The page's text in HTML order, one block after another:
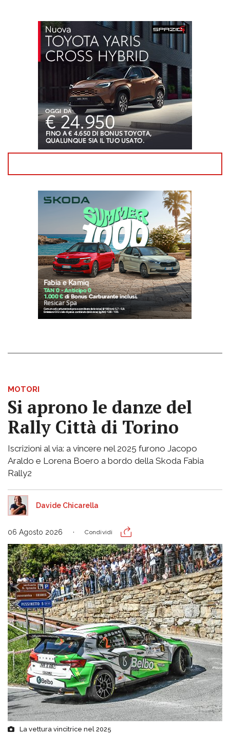
MOTORI
Si aprono le danze del
Rally Città di Torino
Iscrizioni al via: a vincere nel 2025 furono Jacopo
Araldo e Lorena Boero a bordo della Skoda Fabia
Rally2
Davide Chicarella
06 Agosto 2026 Condividi
La vettura vincitrice nel 2025